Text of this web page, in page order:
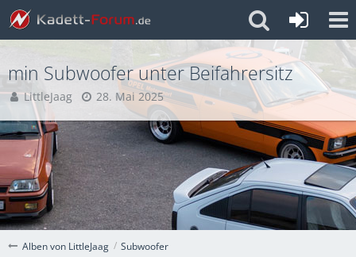
Alben von LittleJaag Subwoofer
min Subwoofer unter Beifahrersitz
LittleJaag 28. Mai 2025